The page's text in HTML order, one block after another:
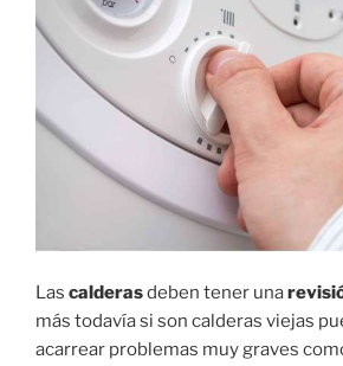
Las calderasdeben tener una
más todavía si son calderas viejas
acarrear problemas muy graves